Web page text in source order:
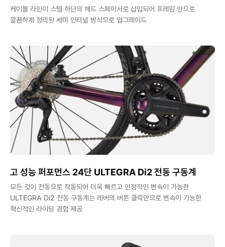
케이블 라인이 스템 하단의 헤드 스페이서로 삽입되어 프레임 안으로
깔끔하게 정리된 세미 인터널 방식으로 업그레이드
고 성능 퍼포먼스 24단 ULTEGRA Di2 전동 구동계
모든 것이 전동으로 작동되어 더욱 빠르고 안정적인 변속이 가능한
ULTEGRA Di2 전동 구동계는 레버의 버튼 클릭만으로 변속이 가능한
혁신적인 라이딩 경험 제공